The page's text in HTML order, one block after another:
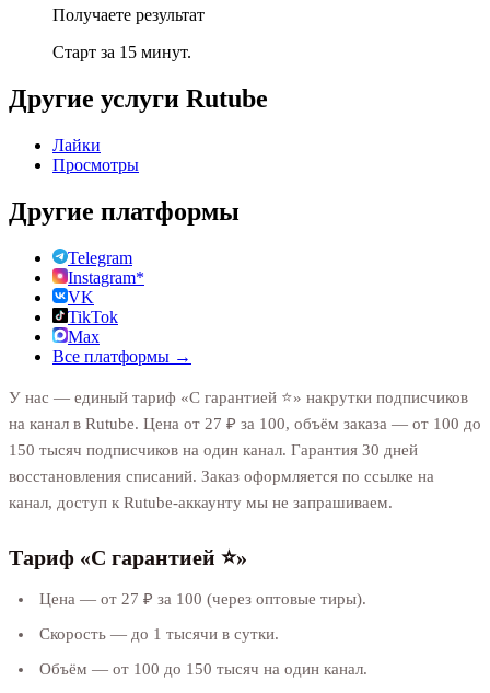
Получаете результат
Старт за 15 минут.
Другие услуги Rutube
Лайки
Просмотры
Другие платформы
Telegram
Instagram*
VK
TikTok
Max
Все платформы →
У нас — единый тариф «С гарантией ⭐️» накрутки подписчиков
на канал в Rutube. Цена от 27 ₽ за 100, объём заказа — от 100 до
150 тысяч подписчиков на один канал. Гарантия 30 дней
восстановления списаний. Заказ оформляется по ссылке на
канал, доступ к Rutube-аккаунту мы не запрашиваем.
Тариф «С гарантией ⭐️»
Цена — от 27 ₽ за 100 (через оптовые тиры).
Скорость — до 1 тысячи в сутки.
Объём — от 100 до 150 тысяч на один канал.